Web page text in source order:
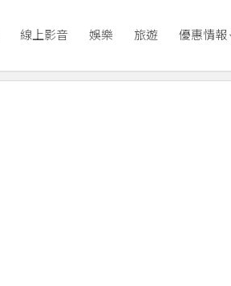
線上影音 娛樂 旅遊 優惠情報